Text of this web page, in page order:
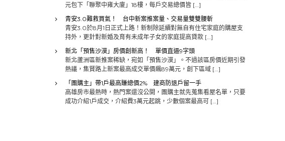
元包下「聯聚中雍大廈」18樓，每戶交易總價皆 […]
青安3.0難救買氣！ 台中新案推案量、交易量雙雙腰斬
青安3.0於8月1日正式上路！新制除延續對無自有住宅家庭的購屋支
持外，更針對新婚及育有未成年子女的家庭提高貸款 […]
新北「預售沙漠」房價創新高！ 單價直逼9字頭
新北蘆洲區新推案稀缺，宛如「預售沙漠」。不過該區房價近期引發
熱議，集賢路上新案最高成交單價飆89萬元，創下區域 […]
「團購主」帶1戶最高賺總價2% 建商防退戶留一手
高雄房市最熱時，熱門案還沒公開，團購主就先蒐集看屋名單，只要
成功介紹1戶成交，介紹費3萬元起跳，少數個案最高可 […]